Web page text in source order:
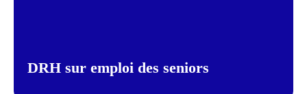
DRH sur emploi des seniors